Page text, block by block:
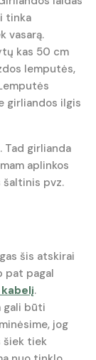
tinka
vasarą.
kas 50 cm
lemputės,
girliandos ilgis
Tad girlianda
aplinkos
šaltinis pvz.
šis atskirai
pat pagal
.
gali būti
jog
šiek tiek